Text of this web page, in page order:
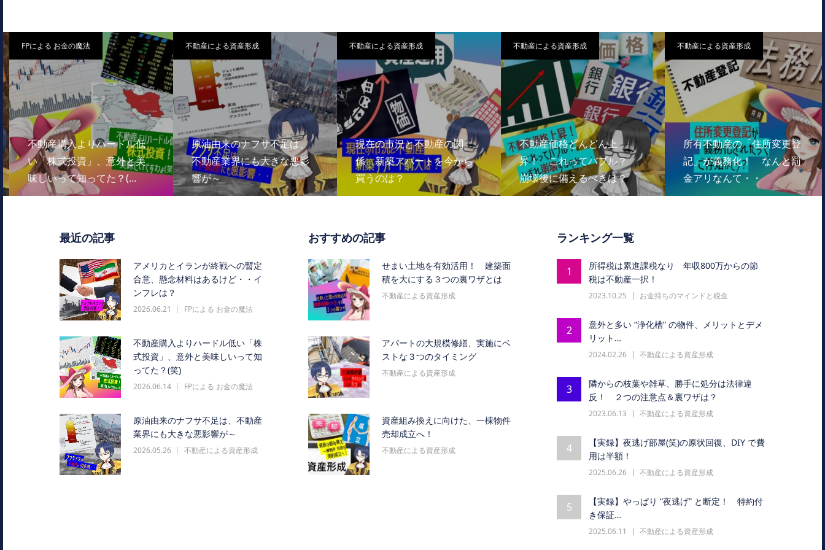
FPによる お金の魔法
不動産購入よりハードル低
い「株式投資」、意外と美
味しいって知ってた？(…
不動産による資産形成
原油由来のナフサ不足は、
不動産業界にも大きな悪影
響が～
不動産による資産形成
現在の市況と不動産の関
係 新築アパートを今から
買うのは？
不動産による資産形成
不動産価格どんどん上
昇！ これってバブル？
崩壊後に備えるべきは？
不動産による資産形成
所有不動産の「住所変更登
記」が義務化！ なんと罰
金アリなんて・・
最近の記事
アメリカとイランが終戦への暫定
合意、懸念材料はあるけど・・イ
ンフレは？
2026.06.21 FPによる お金の魔法
不動産購入よりハードル低い「株
式投資」、意外と美味しいって知
ってた？(笑)
2026.06.14 FPによる お金の魔法
原油由来のナフサ不足は、不動産
業界にも大きな悪影響が～
2026.05.26 不動産による資産形成
おすすめの記事
せまい土地を有効活用！ 建築面
積を大にする３つの裏ワザとは
不動産による資産形成
アパートの大規模修繕、実施にベ
ストな３つのタイミング
不動産による資産形成
資産組み換えに向けた、一棟物件
売却成立へ！
不動産による資産形成
ランキング一覧
1
所得税は累進課税なり 年収800万からの節
税は不動産一択！
2023.10.25 お金持ちのマインドと税金
2
意外と多い “浄化槽” の物件、メリットとデメ
リット…
2024.02.26 不動産による資産形成
3
隣からの枝葉や雑草、勝手に処分は法律違
反！ ２つの注意点＆裏ワザは？
2023.06.13 不動産による資産形成
4
【実録】夜逃げ部屋(笑)の原状回復、DIY で費
用は半額！
2025.06.26 不動産による資産形成
5
【実録】やっぱり “夜逃げ” と断定！ 特約付
き保証…
2025.06.11 不動産による資産形成